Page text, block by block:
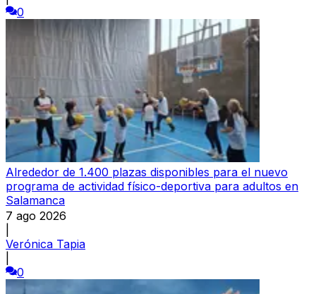
0
Alrededor de 1.400 plazas disponibles para el nuevo
programa de actividad físico-deportiva para adultos en
Salamanca
7 ago 2026
Verónica Tapia
0